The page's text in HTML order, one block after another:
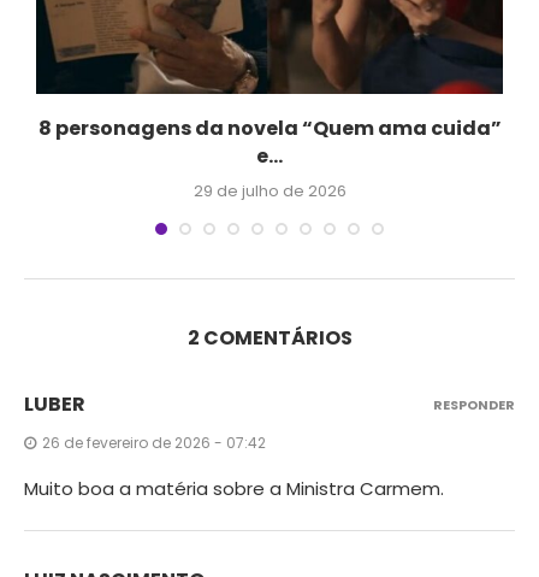
8 personagens da novela “Quem ama cuida”
e...
29 de julho de 2026
2 COMENTÁRIOS
LUBER
26 de fevereiro de 2026 - 07:42
Muito boa a matéria sobre a Ministra Carmem.
RESPONDER